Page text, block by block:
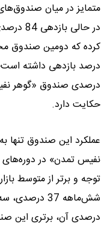
متمایز در میان
در
درصدی صندوق «گوهر
حکایت دارد.
عملکرد این صندوق تنها
نفیس تمدن» در دوره‌های
توجه و برتر از متوسط
درصدی آن، برتری این